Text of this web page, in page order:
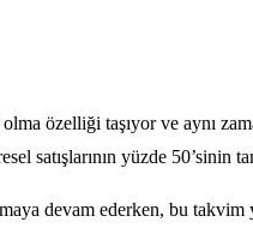
özelliği taşıyor ve aynı
satışlarının yüzde
devam ederken, bu